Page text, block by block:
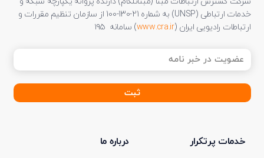
خدمات ارتباطی (UNSP) به شماره 21-130-100 از سازمان تنظیم مقررات و
ارتباطات رادیویی ایران (www.cra.ir) سامانه ۱۹۵
عضویت
در
خبر
نامه
خدمات پرتکرار درباره ما